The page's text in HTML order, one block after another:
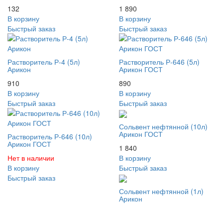
132
В корзину
Быстрый заказ
1 890
В корзину
Быстрый заказ
Растворитель Р-4 (5л)
Арикон
910
В корзину
Быстрый заказ
Растворитель Р-646 (5л)
Арикон ГОСТ
890
В корзину
Быстрый заказ
Растворитель Р-646 (10л)
Арикон ГОСТ
Нет в наличии
В корзину
Быстрый заказ
Сольвент нефтянной (10л)
Арикон ГОСТ
1 840
В корзину
Быстрый заказ
Сольвент нефтянной (1л)
Арикон